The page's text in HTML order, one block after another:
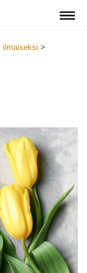
ilmaiseksi >
/
548